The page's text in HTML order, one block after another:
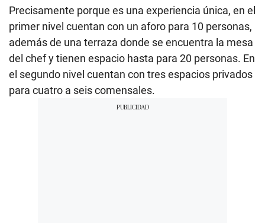
Precisamente porque es una experiencia única, en el
primer nivel cuentan con un aforo para 10 personas,
además de una terraza donde se encuentra la mesa
del chef y tienen espacio hasta para 20 personas. En
el segundo nivel cuentan con tres espacios privados
para cuatro a seis comensales.